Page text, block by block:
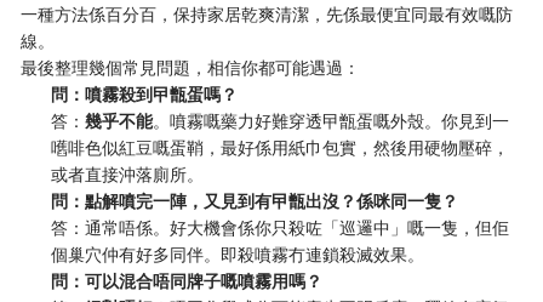
一種方法係百分百，保持家居乾爽清潔，先係最便宜同最有效嘅防
線。
最後整理幾個常見問題，相信你都可能遇過：
問：噴霧殺到曱甑蛋嗎？
答：幾乎不能。噴霧嘅藥力好難穿透曱甑蛋嘅外殼。你見到一
嚿啡色似紅豆嘅蛋鞘，最好係用紙巾包實，然後用硬物壓碎，
或者直接沖落廁所。
問：點解噴完一陣，又見到有曱甑出沒？係咪同一隻？
答：通常唔係。好大機會係你只殺咗「巡邏中」嘅一隻，但佢
個巢穴仲有好多同伴。即殺噴霧冇連鎖殺滅效果。
問：可以混合唔同牌子嘅噴霧用嗎？